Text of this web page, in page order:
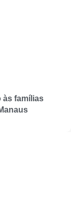
às famílias